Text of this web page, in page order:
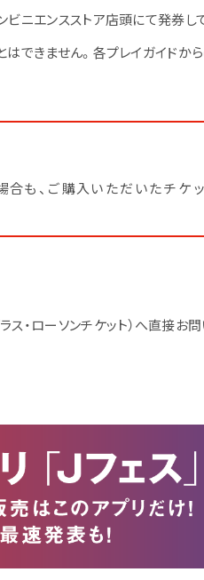
ニエンスストア店頭にて発券し
できません。各プレイガイドか
も、ご購入いただいたチ
・ローソンチケット）へ直接お